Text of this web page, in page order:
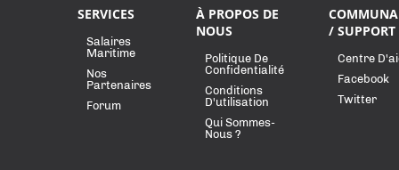
SERVICES
Salaires
Maritime
Nos
Partenaires
Forum
À PROPOS DE
NOUS
Politique De
Confidentialité
Conditions
D'utilisation
Qui Sommes-
Nous ?
/ SUPPORT
Centre
Facebook
Twitter